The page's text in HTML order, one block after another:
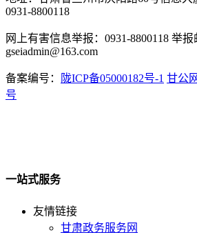
0931-8800118
网上有害信息举报：0931-8800118 举报
gseiadmin@163.com
备案编号： 陇ICP备05000182号-1 甘公
号
一站式服务
友情链接
甘肃政务服务网